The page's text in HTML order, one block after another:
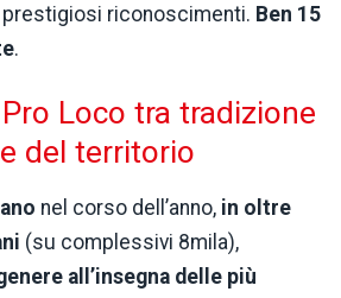
riconoscimenti. Ben 15
.
Loco tra tradizione
del territorio
nel corso dell’anno, in oltre
(su complessivi 8mila),
all’insegna delle più